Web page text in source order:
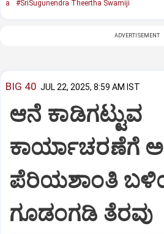
a
#SriSugunendra Theertha Swamiji
ADVERTISEMENT
BIG 40 JUL 22, 2025, 8:59 AM IST
ಆನೆ ಕಾಡಿಗಟ್ಟುವ
ಕಾರ್ಯಾಚರಣೆಗೆ
ಪೆರಿಯಶಾಂತಿ
ಗೂಡಂಗಡಿ ತೆರವು